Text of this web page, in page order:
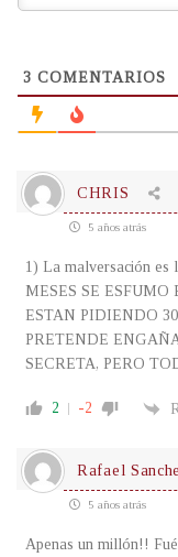
3 COMENTARIOS
CHRIS
5 años atrás
1) La malversación es
MESES SE ESFUMO
ESTAN PIDIENDO
PRETENDE
SECRETA, PERO
2 -2
Rafael
5 años atrás
Apenas un millón!!